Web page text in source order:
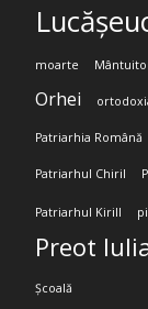
moarte
Orhei
Patriarhia Română
Patriarhul Chiril
Patriarhul Kirill
Preot
Școală